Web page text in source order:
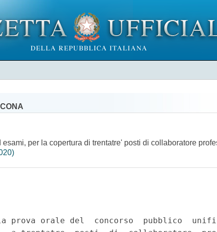
per la copertura di trentatre' posti di collaboratore